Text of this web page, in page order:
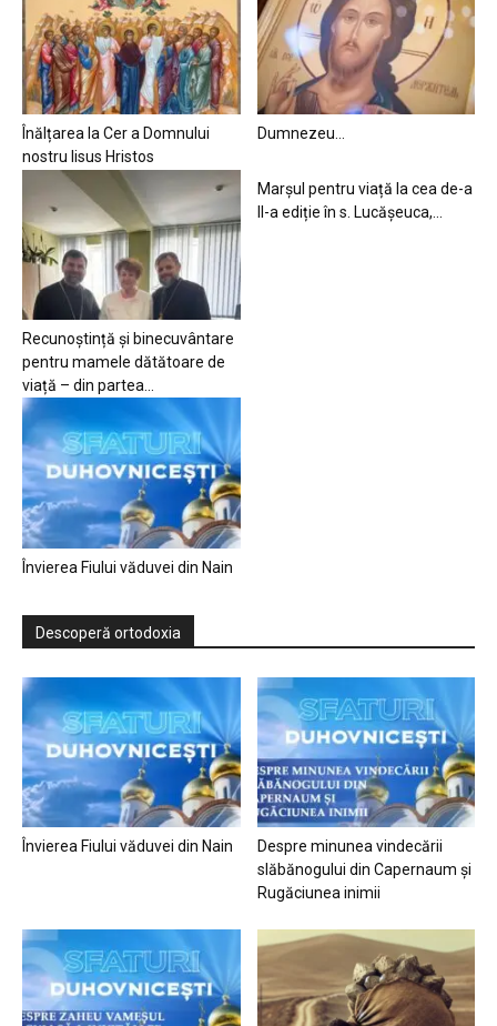
Înălțarea la Cer a Domnului
nostru Iisus Hristos
Dumnezeu…
Recunoștință și binecuvântare
pentru mamele dătătoare de
viață – din partea...
Marșul pentru viață la cea de-a
II-a ediție în s. Lucășeuca,...
Învierea Fiului văduvei din Nain
Descoperă ortodoxia
Învierea Fiului văduvei din Nain
Despre minunea vindecării
slăbănogului din Capernaum și
Rugăciunea inimii